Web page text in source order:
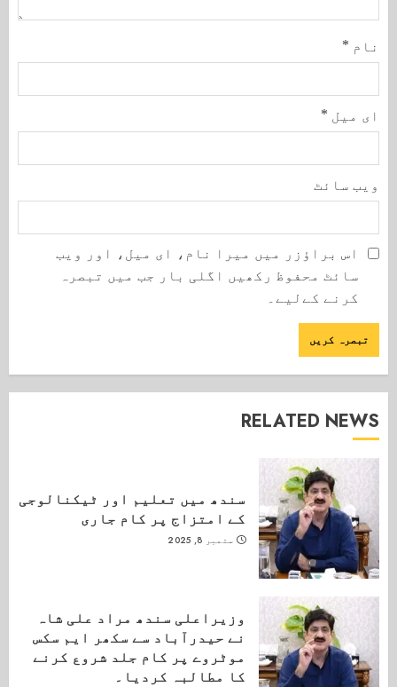
نام *
ای میل *
ویب‌ سائٹ
اس براؤزر میں میرا نام، ای میل، اور ویب
سائٹ محفوظ رکھیں اگلی بار جب میں تبصرہ
کرنے کےلیے۔
RELATED NEWS
سندھ میں تعلیم اور ٹیکنالوجی
کے امتزاج پر کام جاری
ستمبر 8, 2025
وزیراعلی سندھ مراد علی شاہ
نے حیدرآباد سے سکھر ایم سکس
موٹروے پر کام جلد شروع کرنے
کا مطالبہ کردیا۔